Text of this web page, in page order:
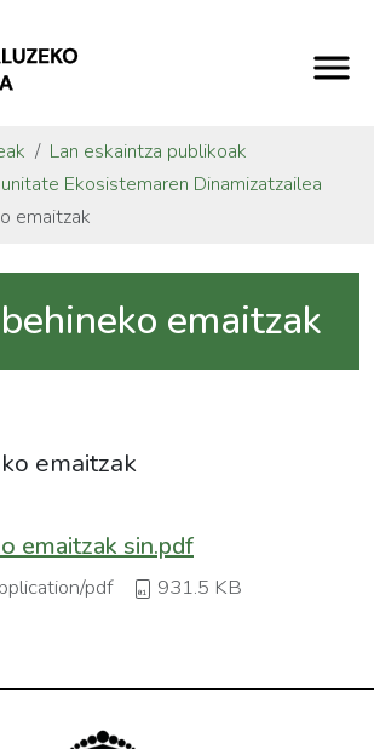
Lan eskaintza publikoak
Ekosistemaren Dinamizatzailea
emaitzak
emaitzak
emaitzak
emaitzak sin.pdf
pdf 931.5 KB